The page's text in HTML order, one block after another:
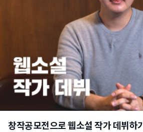
창작공모전으로 웹소설 작가 데뷔하기